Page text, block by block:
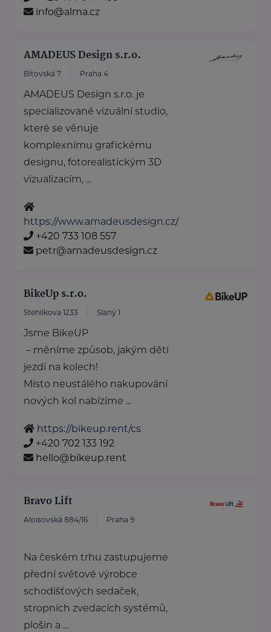
info@alma.cz
AMADEUS Design s.r.o.
Bítovská 7 Praha 4
AMADEUS Design s.r.o. je
specializované vizuální studio,
které se věnuje
komplexnímu grafickému
designu, fotorealistickým 3D
vizualizacím, ...
https://www.amadeusdesign.cz/
+420 733 108 557
petr@amadeusdesign.cz
BikeUp s.r.o.
Stehlíkova 1233 Slaný 1
Jsme BikeUP
– měníme způsob, jakým děti
jezdí na kolech!
Místo neustálého nakupování
nových kol nabízíme ...
https://bikeup.rent/cs
+420 702 133 192
hello@bikeup.rent
Bravo Lift
Aloisovská 884/16 Praha 9
Na českém trhu zastupujeme
přední světové výrobce
schodišťových sedaček,
stropních zvedacích systémů,
plošin a ...